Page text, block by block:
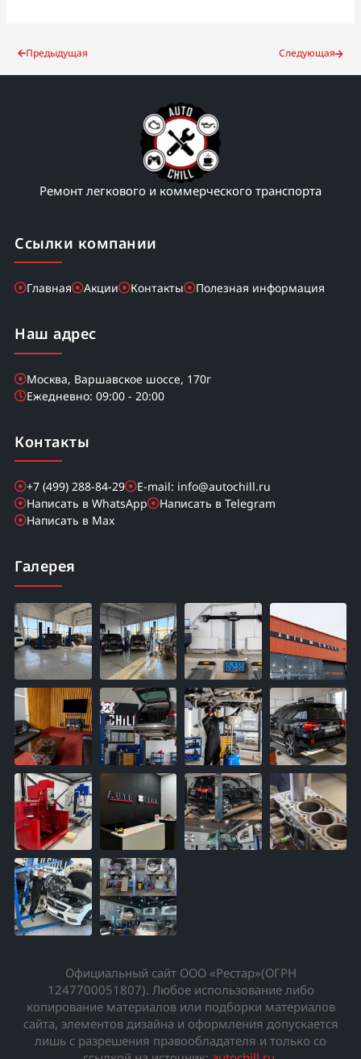
Предыдущая Следующая
Ремонт легкового и коммерческого транспорта
Ссылки компании
Главная Акции Контакты Полезная информация
Наш адрес
Москва, Варшавское шоссе, 170г
Ежедневно: 09:00 - 20:00
Галерея
Контакты
+7 (499) 288-84-29
E-mail: info@autochill.ru
Написать в WhatsApp
Написать в Telegram
Написать в Max
Официальный сайт ООО «Рестар»(ОГРН
1247700051807). Любое использование либо
копирование материалов или подборки материалов
сайта, элементов дизайна и оформления допускается
лишь с разрешения правообладателя и только со